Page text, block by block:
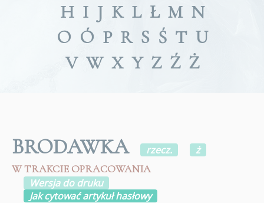
H I J K L Ł M N
O Ó P R S Ś T U
V W X Y Z Ź Ż
BRODAWKA rzecz.
ż
W TRAKCIE OPRACOWANIA
Wersja do druku
Jak cytować artykuł hasłowy